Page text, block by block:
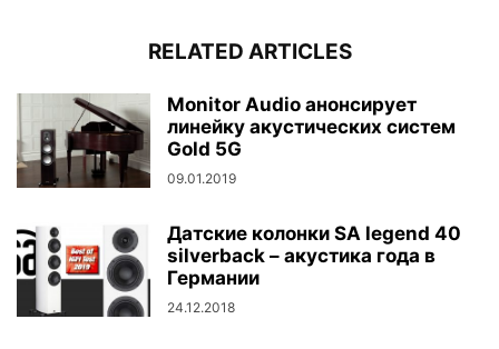
RELATED ARTICLES
Monitor Audio анонсирует
линейку акустических систем
Gold 5G
09.01.2019
Датские колонки SA legend 40
silverback – акустика года в
Германии
24.12.2018